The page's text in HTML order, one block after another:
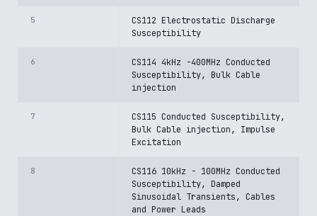
5
CS112 Electrostatic Discharge
Susceptibility
6
CS114 4kHz -400MHz Conducted
Susceptibility, Bulk Cable
injection
7
CS115 Conducted Susceptibility,
Bulk Cable injection, Impulse
Excitation
8
CS116 10kHz - 100MHz Conducted
Susceptibility, Damped
Sinusoidal Transients, Cables
and Power Leads